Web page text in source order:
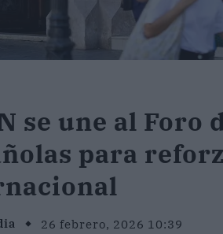
se une al Foro
para
26 febrero, 2026 10:39